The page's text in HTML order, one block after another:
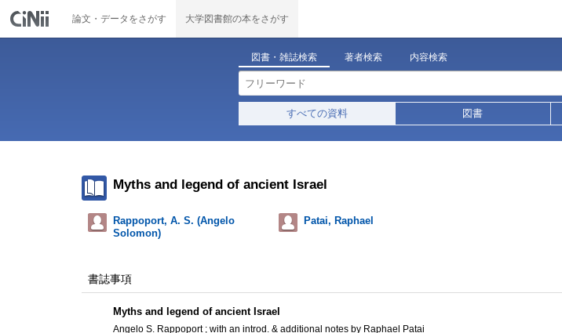
論文・データをさがす 大学図書館の本をさがす
図書・雑誌検索 著者検索 内容検索
すべての資料 図書
Myths and legend of ancient Israel
Rappoport, A. S. (Angelo
Solomon)
Patai, Raphael
書誌事項
Myths and legend of ancient Israel
Angelo S. Rappoport ; with an introd. & additional notes by Raphael Patai